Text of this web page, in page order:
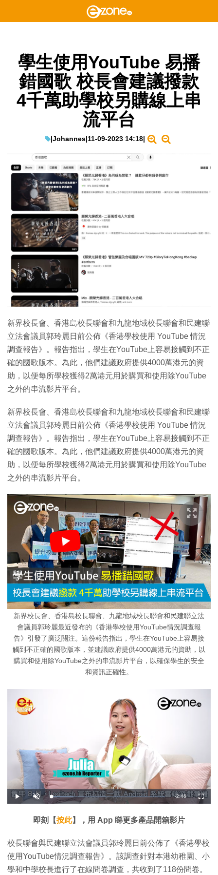
學生使用YouTube 易播
錯國歌 校長會建議撥款
4千萬助學校另購線上串
流平台
|Johannes|11-09-2023 14:18|
新界校長會、香港島校長聯會和九龍地域校長聯會和民建聯
立法會議員郭玲麗日前公佈《香港學校使用 YouTube 情況
調查報告》。報告指出，學生在YouTube上容易接觸到不正
確的國歌版本。為此，他們建議政府提供4000萬港元的資
助，以便每所學校獲得2萬港元用於購買和使用除YouTube
之外的串流影片平台。
新界校長會、香港島校長聯會和九龍地域校長聯會和民建聯
立法會議員郭玲麗日前公佈《香港學校使用 YouTube 情況
調查報告》。報告指出，學生在YouTube上容易接觸到不正
確的國歌版本。為此，他們建議政府提供4000萬港元的資
助，以便每所學校獲得2萬港元用於購買和使用除YouTube
之外的串流影片平台。
新界校長會、香港島校長聯會、九龍地域校長聯會和民建聯立法
會議員郭玲麗最近發布的《香港學校使用YouTube情況調查報
告》引發了廣泛關注。這份報告指出，學生在YouTube上容易接
觸到不正確的國歌版本，並建議政府提供4000萬港元的資助，以
購買和使用除YouTube之外的串流影片平台，以確保學生的安全
和資訊正確性。
播
放
開
啟
載
入
:
1
2
%
剩
時
間
-2:46
全
螢
即刻【按此】，用 App 睇更多產品開箱影片
校長聯會與民建聯立法會議員郭玲麗日前公佈了《香港學校
使用YouTube情況調查報告》。該調查針對本港幼稚園、小
學和中學校長進行了在線問卷調查，共收到了118份問卷。